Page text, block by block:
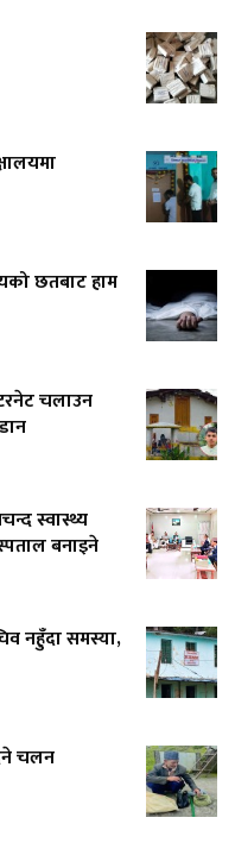
छतबाट हाम
चलाउन
स्वास्थ्य
बनाइने
नहुँदा समस्या,
चलन